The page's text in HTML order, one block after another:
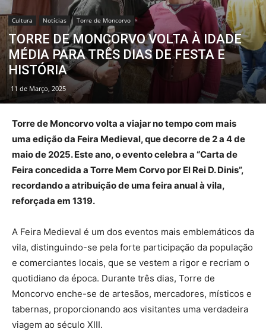
Cultura Notícias Torre de Moncorvo
TORRE DE MONCORVO VOLTA À IDADE
MÉDIA PARA TRÊS DIAS DE FESTA E
HISTÓRIA
11 de Março, 2025
Torre de Moncorvo volta a viajar no tempo com mais
uma edição da Feira Medieval, que decorre de 2 a 4 de
maio de 2025. Este ano, o evento celebra a “Carta de
Feira concedida a Torre Mem Corvo por El Rei D. Dinis”,
recordando a atribuição de uma feira anual à vila,
reforçada em 1319.
A Feira Medieval é um dos eventos mais emblemáticos da
vila, distinguindo-se pela forte participação da população
e comerciantes locais, que se vestem a rigor e recriam o
quotidiano da época. Durante três dias, Torre de
Moncorvo enche-se de artesãos, mercadores, místicos e
tabernas, proporcionando aos visitantes uma verdadeira
viagem ao século XIII.